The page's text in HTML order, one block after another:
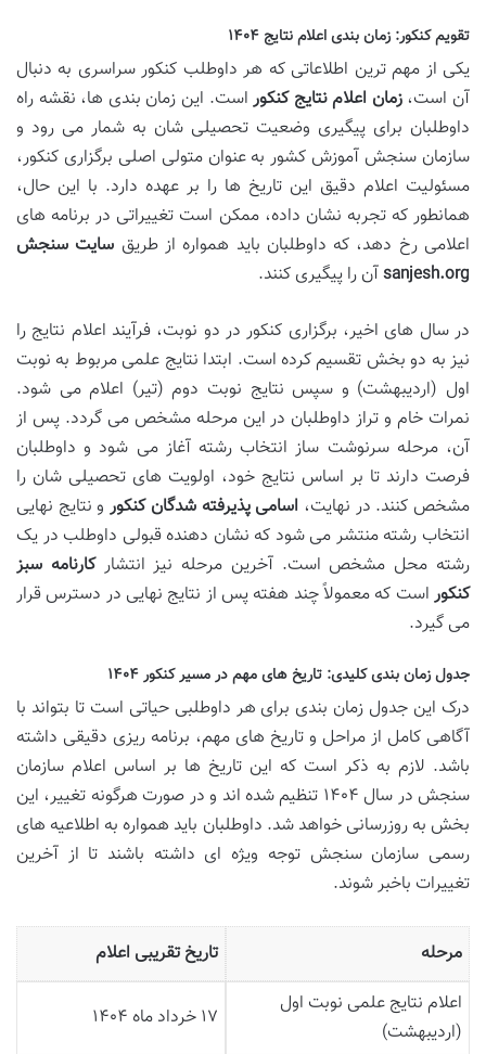
تقویم کنکور: زمان بندی اعلام نتایج ۱۴۰۴
یکی از مهم ترین اطلاعاتی که هر داوطلب کنکور سراسری به دنبال
آن است،زمان اعلام نتایج کنکوراست. این زمان بندی ها، نقشه راه
داوطلبان برای پیگیری وضعیت تحصیلی شان به شمار می رود و
سازمان سنجش آموزش کشور به عنوان متولی اصلی برگزاری کنکور،
مسئولیت اعلام دقیق این تاریخ ها را بر عهده دارد. با این حال،
همانطور که تجربه نشان داده، ممکن است تغییراتی در برنامه های
اعلامی رخ دهد، که داوطلبان باید همواره از طریق سایت سنجش
sanjesh.orgآن را پیگیری کنند.
در سال های اخیر، برگزاری کنکور در دو نوبت، فرآیند اعلام نتایج را
نیز به دو بخش تقسیم کرده است. ابتدا نتایج علمی مربوط به نوبت
اول (اردیبهشت) و سپس نتایج نوبت دوم (تیر) اعلام می شود.
نمرات خام و تراز داوطلبان در این مرحله مشخص می گردد. پس از
آن، مرحله سرنوشت ساز انتخاب رشته آغاز می شود و داوطلبان
فرصت دارند تا بر اساس نتایج خود، اولویت های تحصیلی شان را
مشخص کنند. در نهایت، اسامی پذیرفته شدگان کنکورو نتایج نهایی
انتخاب رشته منتشر می شود که نشان دهنده قبولی داوطلب در یک
رشته محل مشخص است. آخرین مرحله نیز انتشارکارنامه سبز
کنکور است که معمولاً چند هفته پس از نتایج نهایی در دسترس قرار
می گیرد.
جدول زمان بندی کلیدی: تاریخ های مهم در مسیر کنکور ۱۴۰۴
درک این جدول زمان بندی برای هر داوطلبی حیاتی است تا بتواند با
آگاهی کامل از مراحل و تاریخ های مهم، برنامه ریزی دقیقی داشته
باشد. لازم به ذکر است که این تاریخ ها بر اساس اعلام سازمان
سنجش در سال ۱۴۰۴ تنظیم شده اند و در صورت هرگونه تغییر، این
بخش به روزرسانی خواهد شد. داوطلبان باید همواره به اطلاعیه های
رسمی سازمان سنجش توجه ویژه ای داشته باشند تا از آخرین
تغییرات باخبر شوند.
مرحله
تاریخ تقریبی اعلام
اعلام نتایج علمی نوبت اول
(اردیبهشت)
۱۷ خرداد ماه ۱۴۰۴